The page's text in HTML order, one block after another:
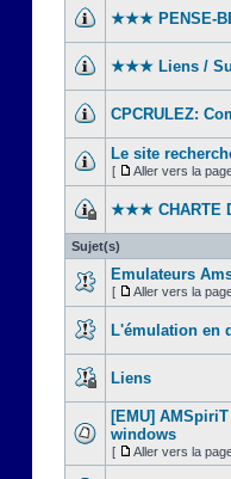
★★★ PENSE-
★★★ Liens /
CPCRULEZ:
Le site
[ Aller vers la
★★★ CHARTE
Sujet(s)
Emulateurs
[ Aller vers la
L'émulation en
Liens
[EMU]
windows
[ Aller vers la